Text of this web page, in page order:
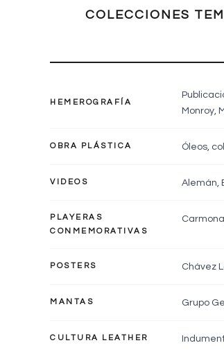
COLECCIONES
HEMEROGRAFÍA
Monroy,
OBRA PLÁSTICA Óleos,
VIDEOS Alemán,
PLAYERAS
CONMEMORATIVAS
POSTERS Chávez
MANTAS Grupo
CULTURA LEATHER